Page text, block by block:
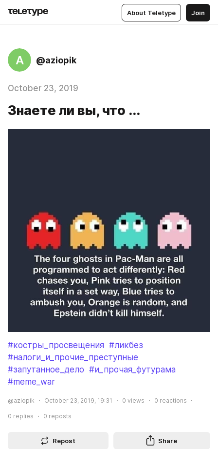
About Teletype Join
A @aziopik
October 23, 2019
Знаете ли вы, что ...
#костры_просвещения #ликбез
#налоги_и_прочие_преступные
#запутанное_дело #и_прочая_футурама
#meme_war
@aziopik October 23, 2019, 19:31 0 views 0 reactions
0 replies 0 reposts
Repost Share